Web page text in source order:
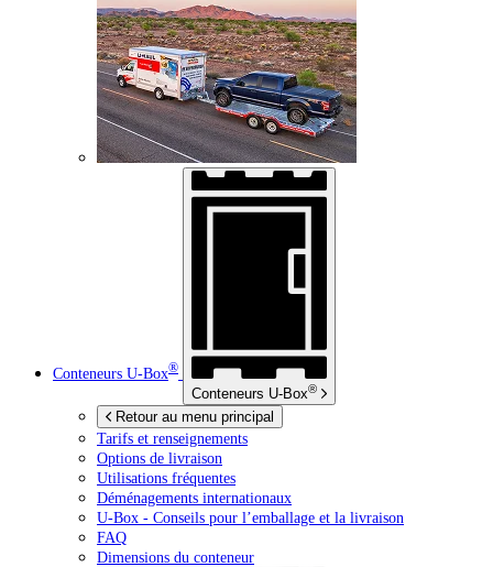
Conteneurs U-Box®
Conteneurs U-Box®
Retour au menu principal
Tarifs et renseignements
Options de livraison
Utilisations fréquentes
Déménagements internationaux
U-Box - Conseils pour l’emballage et la livraison
FAQ
Dimensions du conteneur